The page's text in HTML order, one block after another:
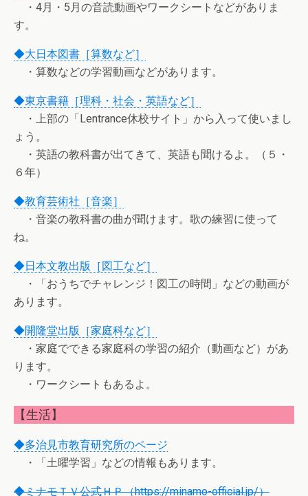
・4月・5月の音読動画やワークシートなどがありま
す。
◆大日本図書［算数など］
・算数などの学習動画などがあります。
◆東京書籍［理科・社会・英語など］
・上部の「Lentrance休校サイト」から入って使いまし
ょう。
・英語の教科書が出てきて、英語も聞けるよ。（５・
６年）
◆教育芸術社［音楽］
・音楽の教科書の曲が聞けます。歌の練習に使って
ね。
◆日本文教出版［図工など］
・「おうちでチャレンジ！図工の時間」などの動画が
あります。
◆開隆堂出版［家庭科など］
・家庭でできる家庭科の学習の紹介（動画など）があ
ります。
・ワークシートもあるよ。
【生活】
◆多治見市教育研究所のページ
・「土曜学習」などの情報もあります。
◆ミナモＴＶ公式ＨＰ（https://minamo-official.jp/）